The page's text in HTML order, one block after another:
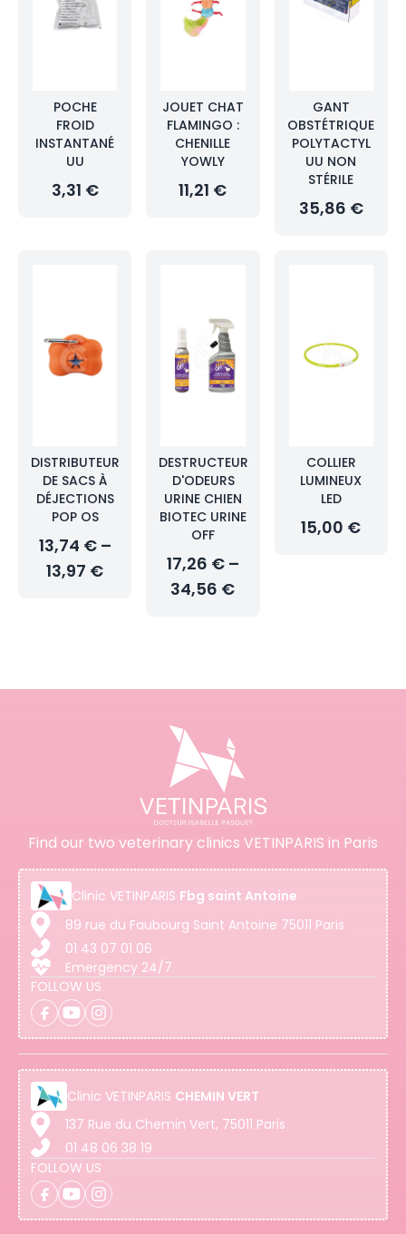
POCHE
FROID
INSTANTANÉ
UU
3,31 €
JOUET CHAT
FLAMINGO :
CHENILLE
YOWLY
11,21 €
GANT
OBSTÉTRIQUE
POLYTACTYL
UU NON
STÉRILE
35,86 €
DISTRIBUTEUR
DE SACS À
DÉJECTIONS
POP OS
13,74 € –
13,97 €
DESTRUCTEUR
D'ODEURS
URINE CHIEN
BIOTEC URINE
OFF
17,26 € –
34,56 €
COLLIER
LUMINEUX
LED
15,00 €
Find our two veterinary clinics VETINPARIS in Paris
Clinic VETINPARIS Fbg saint Antoine
89 rue du Faubourg Saint Antoine 75011 Paris
01 43 07 01 06
Emergency 24/7
FOLLOW US
Clinic VETINPARIS CHEMIN VERT
137 Rue du Chemin Vert, 75011 Paris
01 48 06 38 19
FOLLOW US